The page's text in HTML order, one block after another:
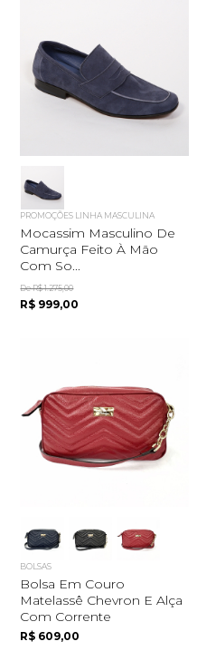
PROMOÇÕES LINHA MASCULINA
Mocassim Masculino De
Camurça Feito À Mão
Com So...
De R$ 1.275,00
R$ 999,00
BOLSAS
Bolsa Em Couro
Matelassê Chevron E Alça
Com Corrente
R$ 609,00